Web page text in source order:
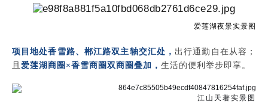
爱莲湖夜景实景图
项目地处香雪路、郴江路双主轴交汇处， 出行通勤自在从容；
且 爱莲湖商圈×香雪商圈双商圈叠加 ， 生活的便利举步即享。
江山天著实景图